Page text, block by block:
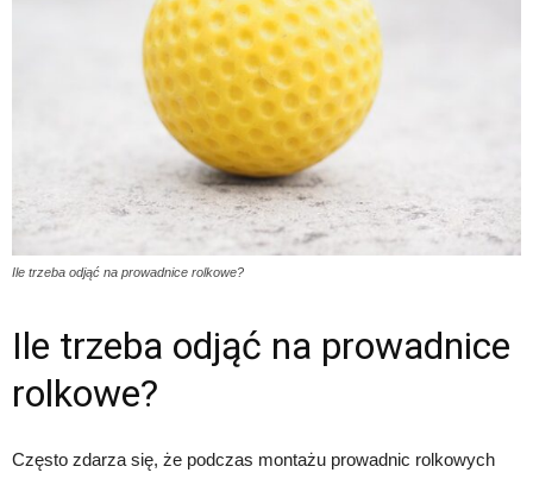
Ile trzeba odjąć na prowadnice rolkowe?
Ile trzeba odjąć na prowadnice
rolkowe?
Często zdarza się, że podczas montażu prowadnic rolkowych